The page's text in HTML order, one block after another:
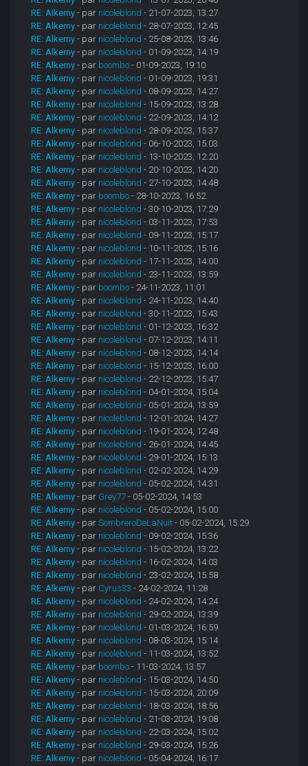
RE: Alkemy - par nicoleblond - 21-07-2023, 13:27
RE: Alkemy - par nicoleblond - 28-07-2023, 12:45
RE: Alkemy - par nicoleblond - 25-08-2023, 13:46
RE: Alkemy - par nicoleblond - 01-09-2023, 14:19
RE: Alkemy - par boombo - 01-09-2023, 19:10
RE: Alkemy - par nicoleblond - 01-09-2023, 19:31
RE: Alkemy - par nicoleblond - 08-09-2023, 14:27
RE: Alkemy - par nicoleblond - 15-09-2023, 13:28
RE: Alkemy - par nicoleblond - 22-09-2023, 14:12
RE: Alkemy - par nicoleblond - 28-09-2023, 15:37
RE: Alkemy - par nicoleblond - 06-10-2023, 15:03
RE: Alkemy - par nicoleblond - 13-10-2023, 12:20
RE: Alkemy - par nicoleblond - 20-10-2023, 14:20
RE: Alkemy - par nicoleblond - 27-10-2023, 14:48
RE: Alkemy - par boombo - 28-10-2023, 16:52
RE: Alkemy - par nicoleblond - 30-10-2023, 17:29
RE: Alkemy - par nicoleblond - 03-11-2023, 17:53
RE: Alkemy - par nicoleblond - 09-11-2023, 15:17
RE: Alkemy - par nicoleblond - 10-11-2023, 15:16
RE: Alkemy - par nicoleblond - 17-11-2023, 14:00
RE: Alkemy - par nicoleblond - 23-11-2023, 13:59
RE: Alkemy - par boombo - 24-11-2023, 11:01
RE: Alkemy - par nicoleblond - 24-11-2023, 14:40
RE: Alkemy - par nicoleblond - 30-11-2023, 15:43
RE: Alkemy - par nicoleblond - 01-12-2023, 16:32
RE: Alkemy - par nicoleblond - 07-12-2023, 14:11
RE: Alkemy - par nicoleblond - 08-12-2023, 14:14
RE: Alkemy - par nicoleblond - 15-12-2023, 16:00
RE: Alkemy - par nicoleblond - 22-12-2023, 15:47
RE: Alkemy - par nicoleblond - 04-01-2024, 15:04
RE: Alkemy - par nicoleblond - 05-01-2024, 13:59
RE: Alkemy - par nicoleblond - 12-01-2024, 14:27
RE: Alkemy - par nicoleblond - 19-01-2024, 12:48
RE: Alkemy - par nicoleblond - 26-01-2024, 14:45
RE: Alkemy - par nicoleblond - 29-01-2024, 15:13
RE: Alkemy - par nicoleblond - 02-02-2024, 14:29
RE: Alkemy - par nicoleblond - 05-02-2024, 14:31
RE: Alkemy - par Grey77 - 05-02-2024, 14:53
RE: Alkemy - par nicoleblond - 05-02-2024, 15:00
RE: Alkemy - parSombreroDeLaNuit - 05-02-2024, 15:29
RE: Alkemy - par nicoleblond - 09-02-2024, 15:36
RE: Alkemy - par nicoleblond - 15-02-2024, 13:22
RE: Alkemy - par nicoleblond - 16-02-2024, 14:03
RE: Alkemy - par nicoleblond - 23-02-2024, 15:58
RE: Alkemy - par Cyrus33 - 24-02-2024, 11:28
RE: Alkemy - par nicoleblond - 24-02-2024, 14:24
RE: Alkemy - par nicoleblond - 29-02-2024, 13:39
RE: Alkemy - par nicoleblond - 01-03-2024, 16:59
RE: Alkemy - par nicoleblond - 08-03-2024, 15:14
RE: Alkemy - par nicoleblond - 11-03-2024, 13:52
RE: Alkemy - par boombo - 11-03-2024, 13:57
RE: Alkemy - par nicoleblond - 15-03-2024, 14:50
RE: Alkemy - par nicoleblond - 15-03-2024, 20:09
RE: Alkemy - par nicoleblond - 18-03-2024, 18:56
RE: Alkemy - par nicoleblond - 21-03-2024, 19:08
RE: Alkemy - par nicoleblond - 22-03-2024, 15:02
RE: Alkemy - par nicoleblond - 29-03-2024, 15:26
RE: Alkemy - par nicoleblond - 05-04-2024, 16:17